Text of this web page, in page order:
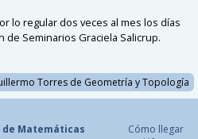
lo regular dos veces al mes los días
de Seminarios Graciela Salicrup.
Torres de Geometría y Topología
Matemáticas
Cómo llegar